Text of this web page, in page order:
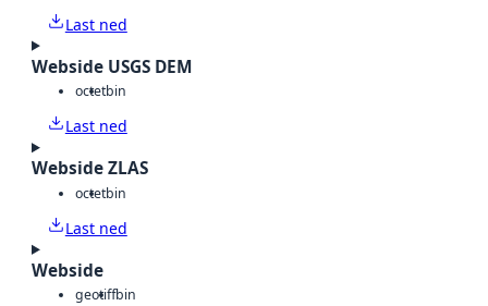
Last ned
Webside USGS DEM
octetbin
Last ned
Webside ZLAS
octetbin
Last ned
Webside
geotiffbin